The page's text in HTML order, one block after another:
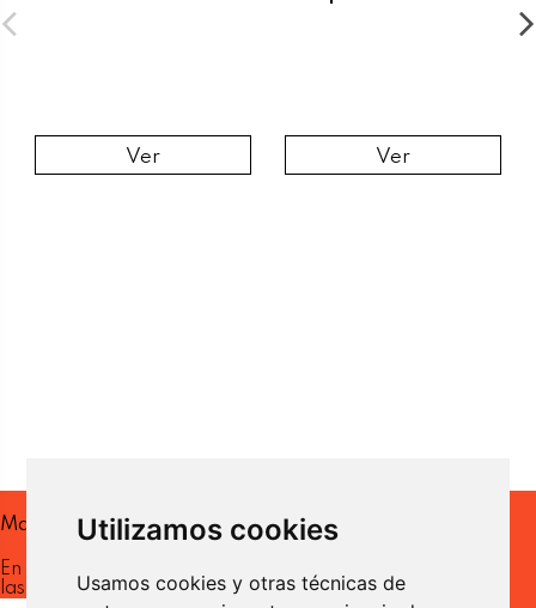
Utilizamos cookies
Usamos cookies y otras técnicas de
Ver Ver
Mantente al día
En nuestra newsletter recibirás
las ultimas novedades.